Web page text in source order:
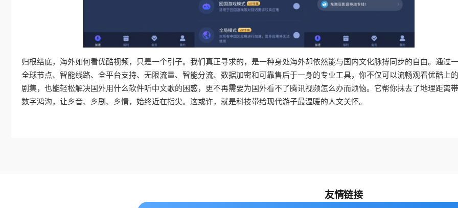
归根结底，海外如何看优酷视频，只是一个引子。我们真正寻求的，是一种身处海外却依然能与国内文化脉搏同步的自由。通过
全球节点、智能线路、全平台支持、无限流量、智能分流、数据加密和可靠售后于一身的专业工具，你不仅可以流畅观看优酷上
剧集，也能轻松解决国外用什么软件听中文歌的困惑，更不再需要为国外看不了腾讯视频怎么办而烦恼。它帮你抹去了地理距离
数字鸿沟，让乡音、乡剧、乡情，始终近在指尖。这或许，就是科技带给现代游子最温暖的人文关怀。
友情链接